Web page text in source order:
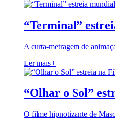
“Terminal”
A curta-metragem de
Ler mais+
“Olhar o Sol”
O filme hipnotizante de